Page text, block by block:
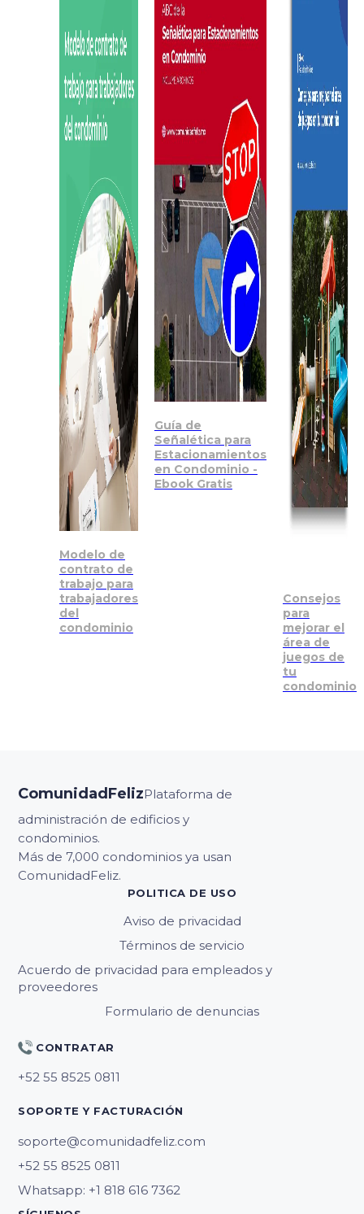
Modelo de
contrato de
trabajo para
trabajadores
del
condominio
Guía de
Señalética para
Estacionamientos
en Condominio -
Ebook Gratis
Consejos
para
mejorar el
área de
juegos de
tu
condominio
ComunidadFelizPlataforma de
administración de edificios y
condominios.
Más de 7,000 condominios ya usan
ComunidadFeliz.
POLITICA DE USO
Aviso de privacidad
Términos de servicio
Acuerdo de privacidad para empleados y
proveedores
Formulario de denuncias
CONTRATAR
SOPORTE Y FACTURACIÓN
soporte@comunidadfeliz.com
Whatsapp: +1 818 616 7362